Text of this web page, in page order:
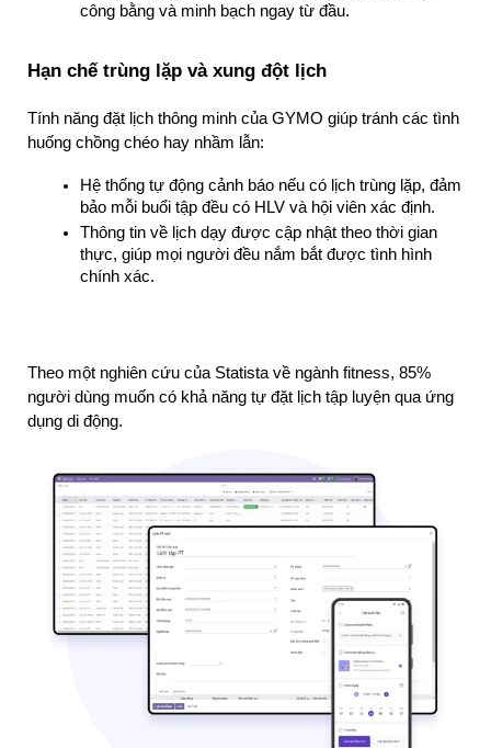
công bằng và minh bạch ngay từ đầu.
Hạn chế trùng lặp và xung đột lịch
Tính năng đặt lịch thông minh của GYMO giúp tránh các tình
huống chồng chéo hay nhầm lẫn:
Hệ thống tự động cảnh báo nếu có lịch trùng lặp, đảm
bảo mỗi buổi tập đều có HLV và hội viên xác định.
Thông tin về lịch dạy được cập nhật theo thời gian
thực, giúp mọi người đều nắm bắt được tình hình
chính xác.
Theo một nghiên cứu của Statista về ngành fitness, 85%
người dùng muốn có khả năng tự đặt lịch tập luyện qua ứng
dụng di động.